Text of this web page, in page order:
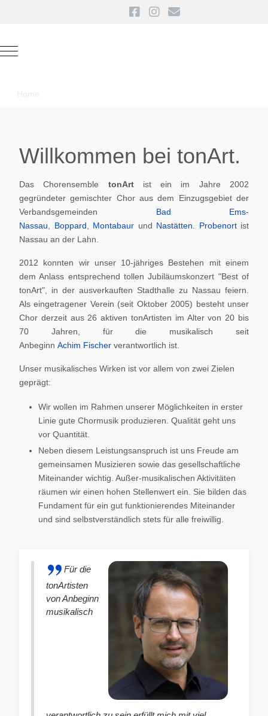
Mobile Menu Toggle
Home
Willkommen bei tonArt.
Das Chorensemble tonArt ist ein im Jahre 2002
gegründeter gemischter Chor aus dem Einzugsgebiet der
Verbandsgemeinden Bad Ems-
Nassau
Boppard Montabaur und Nastätten Probenortist
Nassau an der Lahn.
2012 konnten wir unser 10-jähriges Bestehen mit einem
dem Anlass entsprechend tollen Jubiläumskonzert "Best of
tonArt", in der ausverkauften Stadthalle zu Nassau feiern.
Als eingetragener Verein (seit Oktober 2005) besteht unser
Chor derzeit aus 26 aktiven tonArtisten im Alter von 20 bis
70 Jahren, für die musikalisch seit
Anbeginn Achim Fischer verantwortlich ist.
Unser musikalisches Wirken ist vor allem von zwei Zielen
geprägt:
Wir wollen im Rahmen unserer Möglichkeiten in erster
Linie gute Chormusik produzieren. Qualität geht uns
vor Quantität.
Neben diesem Leistungsanspruch ist uns Freude am
gemeinsamen Musizieren sowie das gesellschaftliche
Miteinander wichtig. Außer-musikalischen Aktivitäten
räumen wir einen hohen Stellenwert ein. Sie bilden das
Fundament für ein gut funktionierendes Miteinander
und sind selbstverständlich stets für alle freiwillig.
Für die
tonArtisten
von Anbeginn
musikalisch